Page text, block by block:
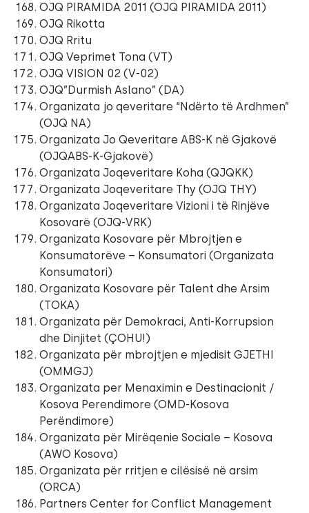
OJQ PIRAMIDA 2011 (OJQ PIRAMIDA 2011)
OJQ Rikotta
OJQ Rritu
OJQ Veprimet Tona (VT)
OJQ VISION 02 (V-02)
OJQ”Durmish Aslano” (DA)
Organizata jo qeveritare “Ndërto të Ardhmen”
(OJQ NA)
Organizata Jo Qeveritare ABS-K në Gjakovë
(OJQABS-K-Gjakovë)
Organizata Joqeveritare Koha (QJQKK)
Organizata Joqeveritare Thy (OJQ THY)
Organizata Joqeveritare Vizioni i të Rinjëve
Kosovarë (OJQ-VRK)
Organizata Kosovare për Mbrojtjen e
Konsumatorëve – Konsumatori (Organizata
Konsumatori)
Organizata Kosovare për Talent dhe Arsim
(TOKA)
Organizata për Demokraci, Anti-Korrupsion
dhe Dinjitet (ÇOHU!)
Organizata për mbrojtjen e mjedisit GJETHI
(OMMGJ)
Organizata per Menaximin e Destinacionit /
Kosova Perendimore (OMD-Kosova
Perëndimore)
Organizata për Mirëqenie Sociale – Kosova
(AWO Kosova)
Organizata për rritjen e cilësisë në arsim
(ORCA)
Partners Center for Conflict Management